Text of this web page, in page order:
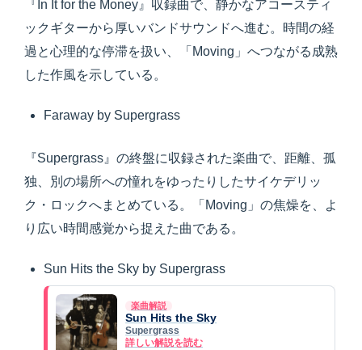
『In It for the Money』収録曲で、静かなアコースティ
ックギターから厚いバンドサウンドへ進む。時間の経
過と心理的な停滞を扱い、「Moving」へつながる成熟
した作風を示している。
Faraway by Supergrass
『Supergrass』の終盤に収録された楽曲で、距離、孤
独、別の場所への憧れをゆったりしたサイケデリッ
ク・ロックへまとめている。「Moving」の焦燥を、よ
り広い時間感覚から捉えた曲である。
Sun Hits the Sky by Supergrass
楽曲解説
Sun Hits the Sky
Supergrass
詳しい解説を読む